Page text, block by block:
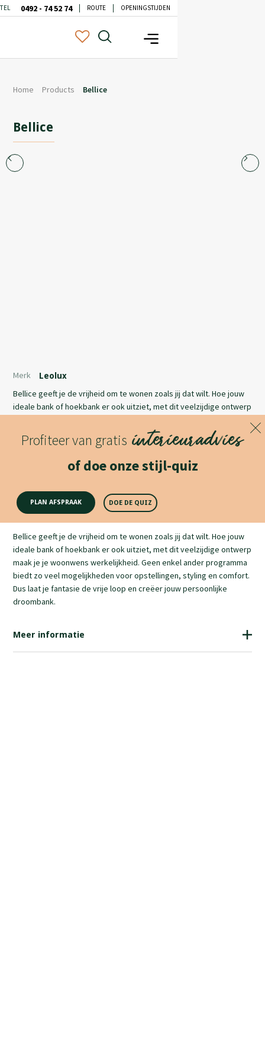
TEL 0492 - 74 52 74 ROUTE OPENINGSTIJDEN
Home Products Bellice
Bellice
Bellice geeft je de vrijheid om te wonen zoals jij dat wilt. Hoe jouw
ideale bank of hoekbank er ook uitziet, met dit veelzijdige ontwerp
biedt zo veel mogelijkheden voor opstellingen, styling en comfort.
Dus laat je fantasie de vrije loop en creëer jouw persoonlijke
Lees meer
Merk Leolux
Profiteer van gratis interieuradvies
of doe onze stijl-quiz
PLAN AFSPRAAK DOE DE QUIZ
Productomschrijving
Bellice geeft je de vrijheid om te wonen zoals jij dat wilt. Hoe jouw
ideale bank of hoekbank er ook uitziet, met dit veelzijdige ontwerp
maak je je woonwens werkelijkheid. Geen enkel ander programma
biedt zo veel mogelijkheden voor opstellingen, styling en comfort.
Dus laat je fantasie de vrije loop en creëer jouw persoonlijke
droombank.
Meer informatie